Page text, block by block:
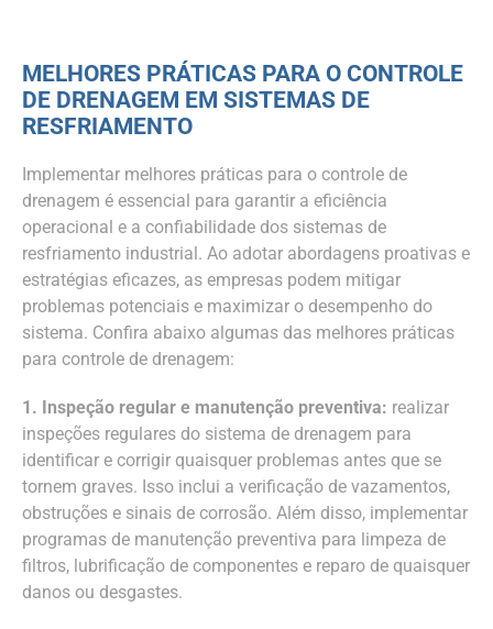
MELHORES PRÁTICAS PARA O CONTROLE
DE DRENAGEM EM SISTEMAS DE
RESFRIAMENTO
Implementar melhores práticas para o controle de
drenagem é essencial para garantir a eficiência
operacional e a confiabilidade dos sistemas de
resfriamento industrial. Ao adotar abordagens proativas e
estratégias eficazes, as empresas podem mitigar
problemas potenciais e maximizar o desempenho do
sistema. Confira abaixo algumas das melhores práticas
para controle de drenagem:
1. Inspeção regular e manutenção preventiva: realizar
inspeções regulares do sistema de drenagem para
identificar e corrigir quaisquer problemas antes que se
tornem graves. Isso inclui a verificação de vazamentos,
obstruções e sinais de corrosão. Além disso, implementar
programas de manutenção preventiva para limpeza de
filtros, lubrificação de componentes e reparo de quaisquer
danos ou desgastes.